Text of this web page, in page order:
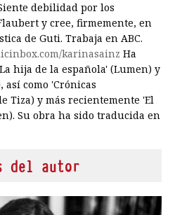
debilidad por los
y cree, firmemente, en
de Guti. Trabaja en ABC.
karinasainz Ha
hija de la española' (Lumen) y
así como 'Crónicas
Tiza) y más recientemente 'El
Su obra ha sido traducida en
del autor